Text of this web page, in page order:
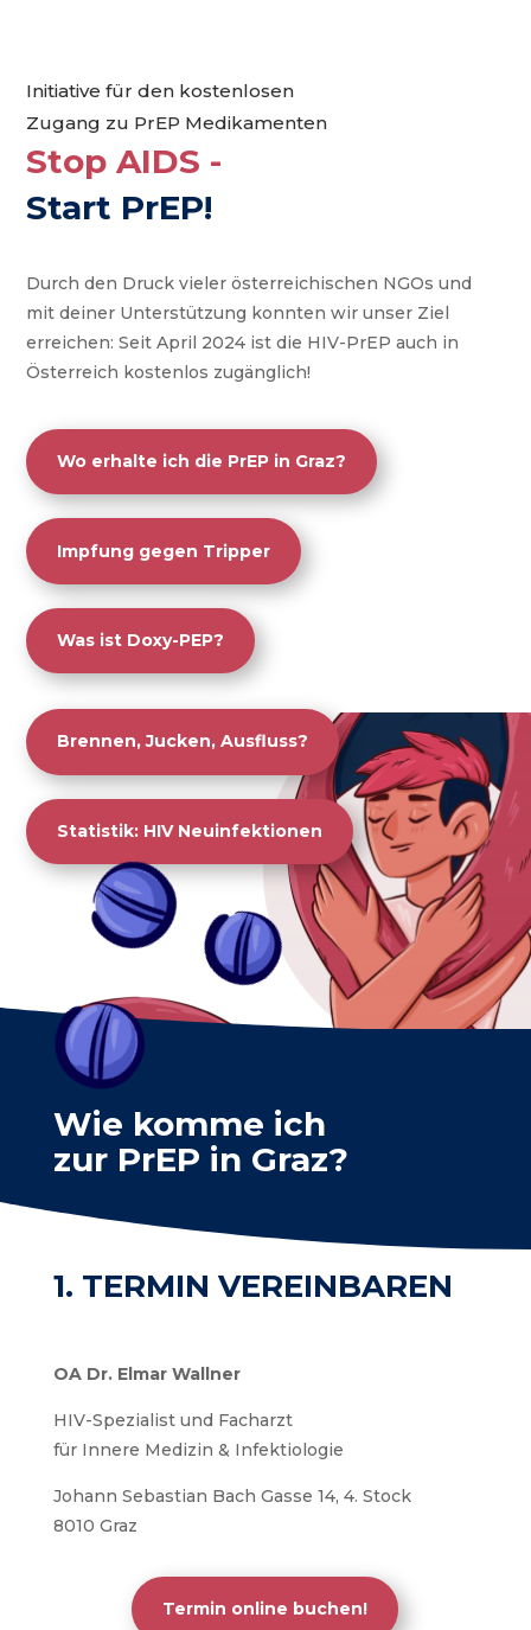
Initiative fürden kostenlosen
Zugang zu PrEP Medikamenten
Stop AIDS -
Start PrEP!
Durch den Druck vieler österreichischen NGOsund
mit deiner Unterstützung konnten wir unser Ziel
erreichen:Seit April 2024 ist die HIV-PrEP auch in
Österreich kostenlos zugänglich!
Wo erhalte ich die PrEP in Graz?
Impfung gegen Tripper
Was ist Doxy-PEP?
Brennen, Jucken, Ausfluss?
Statistik: HIV Neuinfektionen
Wie komme ich
zur PrEP in Graz?
1. TERMIN VEREINBAREN
OA Dr. Elmar Wallner
HIV-Spezialist und Facharzt
für Innere Medizin & Infektiologie
Johann Sebastian Bach Gasse 14, 4. Stock
8010 Graz
Termin online buchen!